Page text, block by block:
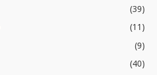
(39)
(11)
(9)
(40)